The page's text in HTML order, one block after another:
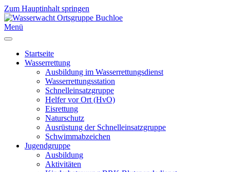
Zum Hauptinhalt springen
Menü
Startseite
Wasserrettung
Ausbildung im Wasserrettungsdienst
Wasserrettungsstation
Schnelleinsatzgruppe
Helfer vor Ort (HvO)
Eisrettung
Naturschutz
Ausrüstung der Schnelleinsatzgruppe
Schwimmabzeichen
Jugendgruppe
Ausbildung
Aktivitäten